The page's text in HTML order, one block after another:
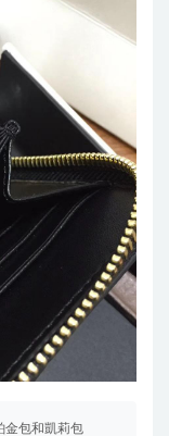
金包和凱莉包